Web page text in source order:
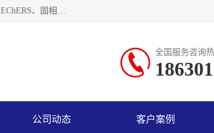
河北艺心逸意科技有限公司主营：C18固相萃取柱、Florisil固相萃取柱、HLB固相萃取柱、MCX固相萃取柱、QuEChERS、固相萃取空柱、针式过滤器 、固相萃取柱、黄曲霉毒素亲和柱。全国咨询热线：18630105913。河北艺心逸意科技有限公司接受来样定做，我们秉承着“顾客至上，锐意进取”的经营理念，坚持客户至上的原则为广大客户提供优质的服务，欢迎广大客户惠顾！免费咨询！
全国服务咨询
公司动态 客户案例